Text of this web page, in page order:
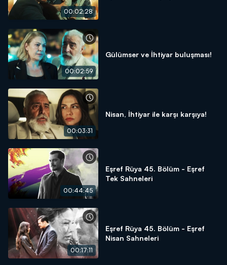
00:02:28
00:02:59
Gülümser ve İhtiyar buluşması!
00:03:31
Nisan, İhtiyar ile karşı karşıya!
00:44:45
Eşref Rüya 45. Bölüm - Eşref
Tek Sahneleri
00:17:11
Eşref Rüya 45. Bölüm - Eşref
Nisan Sahneleri